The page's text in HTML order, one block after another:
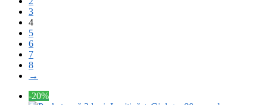
3
4
5
6
7
8
→
-20%